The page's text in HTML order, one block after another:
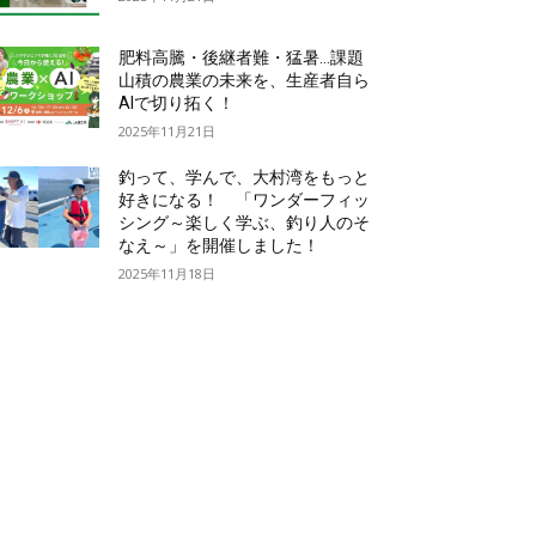
肥料高騰・後継者難・猛暑…課題
山積の農業の未来を、生産者自ら
AIで切り拓く！
2025年11月21日
釣って、学んで、大村湾をもっと
好きになる！ 「ワンダーフィッ
シング～楽しく学ぶ、釣り人のそ
なえ～」を開催しました！
2025年11月18日